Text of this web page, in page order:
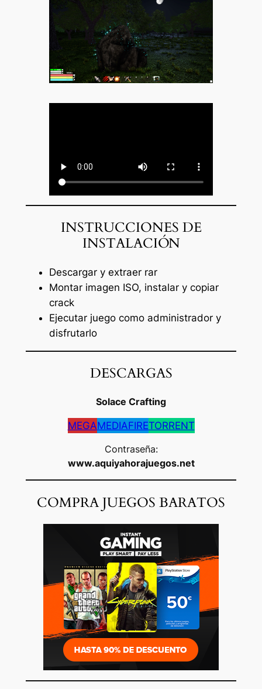
INSTRUCCIONES DE
INSTALACIÓN
Descargar y extraer rar
Montar imagen ISO, instalar y copiar
crack
Ejecutar juego como administrador y
disfrutarlo
DESCARGAS
Solace Crafting
MEGAMEDIAFIRETORRENT
Contraseña:
www.aquiyahorajuegos.net
COMPRA JUEGOS BARATOS